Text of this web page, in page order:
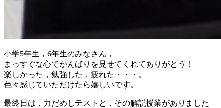
小学5年生，6年生のみなさん，
まっすぐな心でがんばりを見せてくれてありがとう！
楽しかった，勉強した，疲れた・・・。
色々感じていただけたら嬉しいです。
最終日は，力だめしテストと，その解説授業がありました